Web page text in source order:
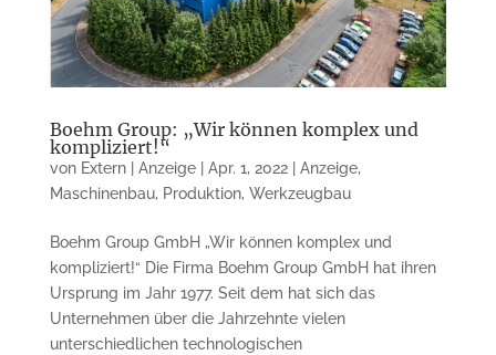
Boehm Group: „Wir können komplex und
kompliziert!“
von Extern | Anzeige| Apr. 1, 2022| Anzeige,
Maschinenbau, Produktion, Werkzeugbau
Boehm Group GmbH „Wir können komplex und
kompliziert!“ Die Firma Boehm Group GmbH hat ihren
Ursprung im Jahr 1977. Seit dem hat sich das
Unternehmen über die Jahrzehnte vielen
unterschiedlichen technologischen